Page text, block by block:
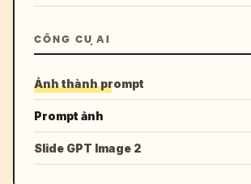
CÔNG CỤ AI
Ảnh thành prompt
Prompt ảnh
Slide GPT Image 2